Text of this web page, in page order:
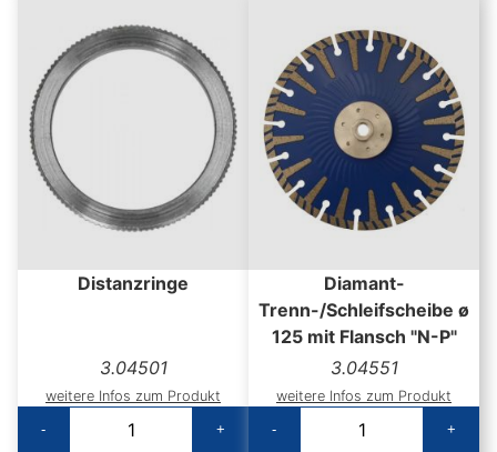
Distanzringe
3.04501
weitere Infos zum Produkt
-
+
Diamant-
Trenn-/Schleifscheibe ø
125 mit Flansch "N-P"
3.04551
weitere Infos zum Produkt
-
+